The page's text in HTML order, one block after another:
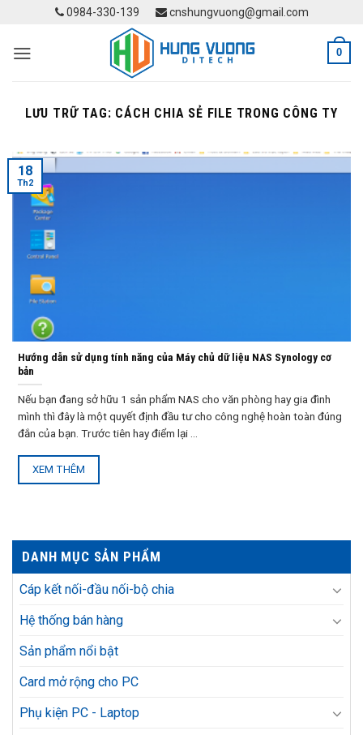
content
0984-330-139 cnshungvuong@gmail.com
0
LƯU TRỮ TAG: CÁCH CHIA SẺ FILE TRONG CÔNG TY
Hướng dẫn sử dụng tính năng của Máy chủ dữ liệu NAS Synology cơ
bản
Nếu bạn đang sở hữu 1 sản phẩm NAS cho văn phòng hay gia đình
mình thì đây là một quyết định đầu tư cho công nghệ hoàn toàn đúng
đắn của bạn. Trước tiên hay điểm lại ...
XEM THÊM
18
Th2
DANH MỤC SẢN PHẨM
Cáp kết nối-đầu nối-bộ chia
Hệ thống bán hàng
Sản phẩm nổi bật
Card mở rộng cho PC
Phụ kiện PC - Laptop